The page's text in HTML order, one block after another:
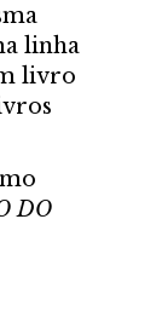
linha
livro
DO